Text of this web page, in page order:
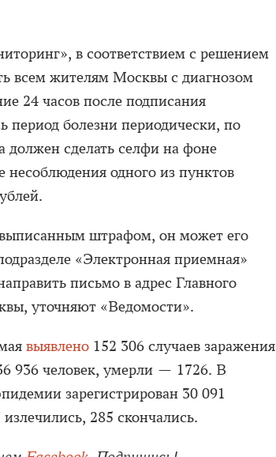
в соответствием с решением
всем жителям Москвы с диагнозом
24 часов после подписания
период болезни периодически, по
должен сделать селфи на фоне
несоблюдения одного из пунктов
штрафом, он может его
«Электронная приемная»
письмо в адрес Главного
уточняют «Ведомости».
выявлено 152 306 случаев заражения
936 человек, умерли — 1726. В
зарегистрирован 30 091
285 скончались.